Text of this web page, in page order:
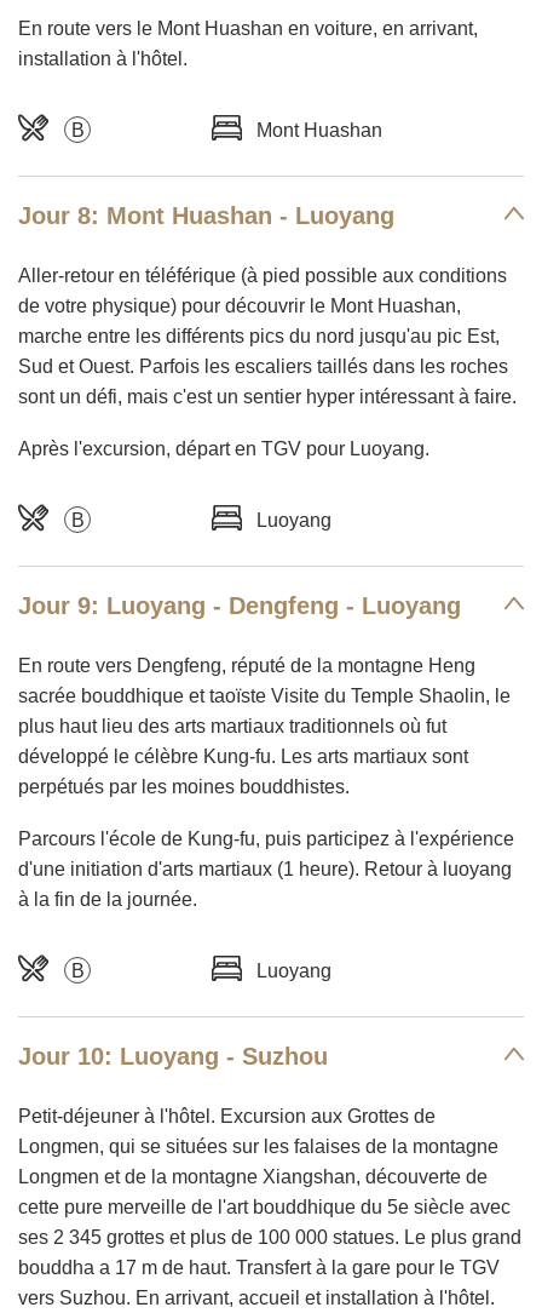
En route vers le Mont Huashan en voiture, en arrivant,
installation à l'hôtel.
B Mont Huashan
Jour 8: Mont Huashan - Luoyang
Aller-retour en téléférique (à pied possible aux conditions
de votre physique) pour découvrir le Mont Huashan,
marche entre les différents pics du nord jusqu'au pic Est,
Sud et Ouest. Parfois les escaliers taillés dans les roches
sont un défi, mais c'est un sentier hyper intéressant à faire.
Après l'excursion, départ en TGV pour Luoyang.
B Luoyang
Jour 9: Luoyang - Dengfeng - Luoyang
En route vers Dengfeng, réputé de la montagne Heng
sacrée bouddhique et taoïste Visite du Temple Shaolin, le
plus haut lieu des arts martiaux traditionnels où fut
développé le célèbre Kung-fu. Les arts martiaux sont
perpétués par les moines bouddhistes.
Parcours l'école de Kung-fu, puis participez à l'expérience
d'une initiation d'arts martiaux (1 heure). Retour à luoyang
à la fin de la journée.
B Luoyang
Jour 10: Luoyang - Suzhou
Petit-déjeuner à l'hôtel. Excursion aux Grottes de
Longmen, qui se situées sur les falaises de la montagne
Longmen et de la montagne Xiangshan, découverte de
cette pure merveille de l'art bouddhique du 5e siècle avec
ses 2 345 grottes et plus de 100 000 statues. Le plus grand
bouddha a 17 m de haut. Transfert à la gare pour le TGV
vers Suzhou. En arrivant, accueil et installation à l'hôtel.